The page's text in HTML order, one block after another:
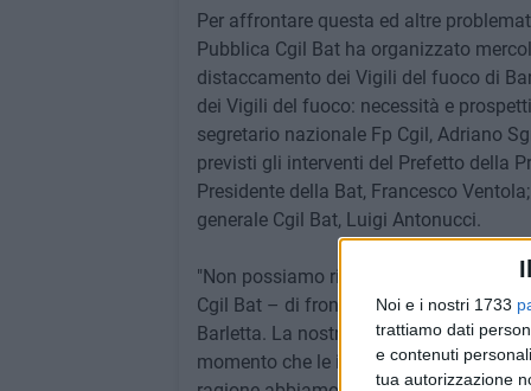
Noi e i nostri 1733
trattiamo dati
e contenuti
tua autorizzazione
Per affrontare questa ed altre
Pubblica Cgil Bat ha organizzato
distaccamento dei Vigili del fuoco di
dei Vigili del fuoco: necessità e
segretario nazionale Fp Cgil, Adriano
previsti gli interventi del Prefetto della
Presidente della Bat, Francesco
generale Cgil Bat, Luigi Antonucci.
"Non possiamo rimanere in silenzio –
Cgil Bat – di fronte all'inaccettabile
Barletta. La nostra organizzazione
momento che le istituzioni del